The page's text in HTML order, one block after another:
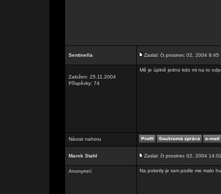
Sentinella Zaslal: čt prosinec 02, 2004 9:45
Založen: 25.11.2004
Příspěvky: 74
Mě je úplně jedno kdo mi na to
Návrat nahoru
Marek Stahl Zaslal: čt prosinec 02, 2004
Anonymní Na poketly je tam podle me malo